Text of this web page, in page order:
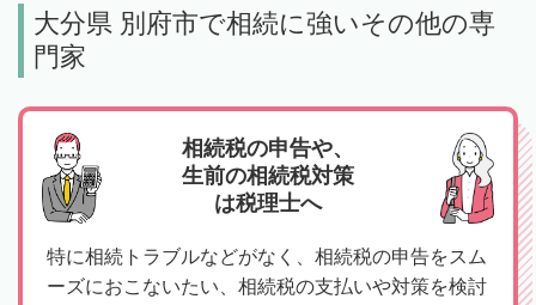
大分県 別府市で相続に強いその他の専
門家
相続税の申告や、
生前の相続税対策
は税理士へ
特に相続トラブルなどがなく、相続税の申告をスム
ーズにおこないたい、相続税の支払いや対策を検討